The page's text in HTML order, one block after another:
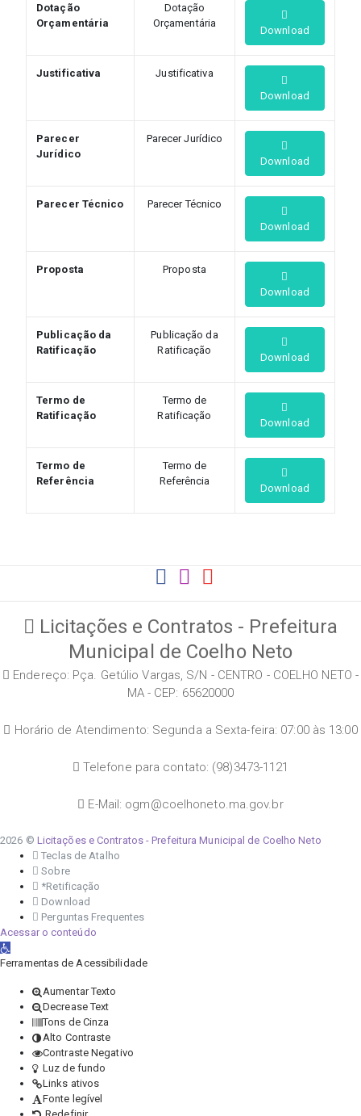
Dotação
Orçamentária
Dotação
Orçamentária
Download
Justificativa
Justificativa
Download
Parecer
Jurídico
Parecer Jurídico
Download
Parecer Técnico
Parecer Técnico
Download
Proposta
Proposta
Download
Publicação da
Ratificação
Publicação da
Ratificação
Download
Termo de
Ratificação
Termo de
Ratificação
Download
Termo de
Referência
Termo de
Referência
Download
Licitações e Contratos - Prefeitura
Municipal de Coelho Neto
Endereço: Pça. Getúlio Vargas, S/N - CENTRO - COELHO NETO -
MA - CEP: 65620000
Horário de Atendimento: Segunda a Sexta-feira: 07:00 às 13:00
Telefone para contato: (98)3473-1121
E-Mail: ogm@coelhoneto.ma.gov.br
2026 © Licitações e Contratos - Prefeitura Municipal de Coelho Neto
Teclas de Atalho
Sobre
*Retificação
Download
Perguntas Frequentes
Acessar o conteúdo
Abrir a barra de ferramentas
Ferramentas de Acessibilidade
Aumentar Texto
Decrease Text
Tons de Cinza
Alto Contraste
Contraste Negativo
Luz de fundo
Links ativos
Fonte legível